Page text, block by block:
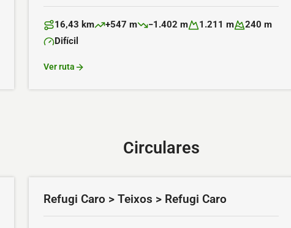
Distancia:
16,43 km
Desnivel positivo:
+547 m
Desnivel negativo:
−1.402 m
Altitud máxima:
1.211 m
Altitud mínima:
240 m
Dificultad:
Difícil
Ver ruta
Circulares
Refugi Caro > Teixos > Refugi Caro